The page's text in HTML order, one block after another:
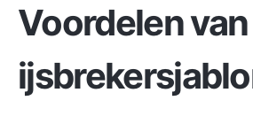
Voordelen van